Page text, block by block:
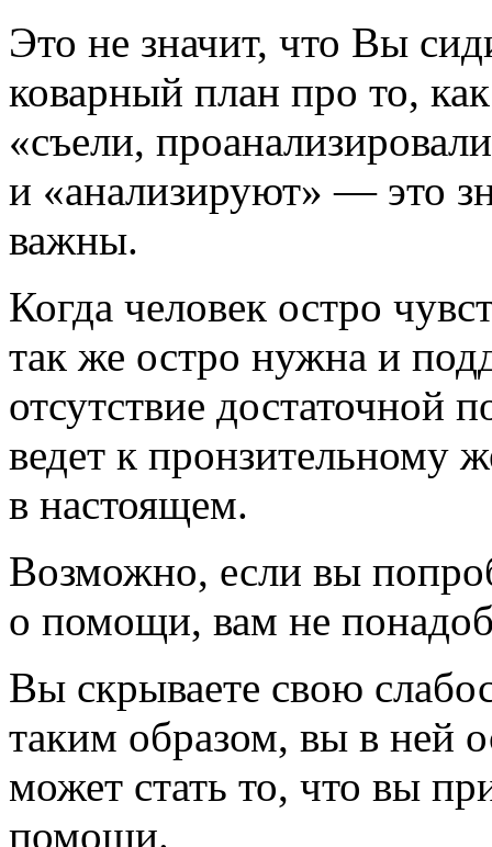
Это не значит, что Вы
коварный план про то,
«съели,
и «анализируют» — это
важны.
Когда человек остро
так же остро нужна и
отсутствие достаточной
ведет к пронзительному
в настоящем.
Возможно, если вы
о помощи, вам не
Вы скрываете свою
таким образом, вы в ней
может стать то, что вы
помощи.